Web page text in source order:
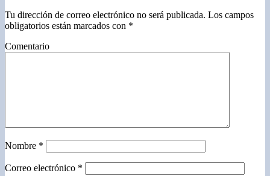
Tu dirección de correo electrónico no será publicada. Los campos
obligatorios están marcados con *
Comentario
Nombre *
Correo electrónico *